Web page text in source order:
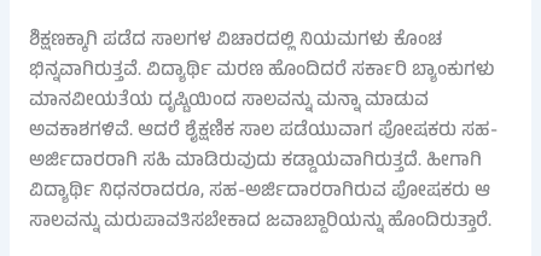
ಶಿಕ್ಷಣಕ್ಕಾಗಿ ಪಡೆದ ಸಾಲಗಳ ವಿಚಾರದಲ್ಲಿ ನಿಯಮಗಳು ಕೊಂಚ
ಭಿನ್ನವಾಗಿರುತ್ತವೆ. ವಿದ್ಯಾರ್ಥಿ ಮರಣ ಹೊಂದಿದರೆ ಸರ್ಕಾರಿ ಬ್ಯಾಂಕುಗಳು
ಮಾನವೀಯತೆಯ ದೃಷ್ಟಿಯಿಂದ ಸಾಲವನ್ನು ಮನ್ನಾ ಮಾಡುವ
ಅವಕಾಶಗಳಿವೆ. ಆದರೆ ಶೈಕ್ಷಣಿಕ ಸಾಲ ಪಡೆಯುವಾಗ ಪೋಷಕರು ಸಹ-
ಅರ್ಜಿದಾರರಾಗಿ ಸಹಿ ಮಾಡಿರುವುದು ಕಡ್ಡಾಯವಾಗಿರುತ್ತದೆ. ಹೀಗಾಗಿ
ವಿದ್ಯಾರ್ಥಿ ನಿಧನರಾದರೂ, ಸಹ-ಅರ್ಜಿದಾರರಾಗಿರುವ ಪೋಷಕರು ಆ
ಸಾಲವನ್ನು ಮರುಪಾವತಿಸಬೇಕಾದ ಜವಾಬ್ದಾರಿಯನ್ನು ಹೊಂದಿರುತ್ತಾರೆ.